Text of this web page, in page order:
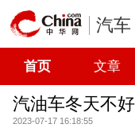
汽车
首页 文章
汽油车冬天不
2023-07-17 16:18:55